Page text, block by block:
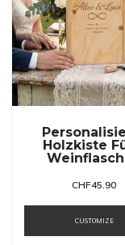
Holzkiste
CHF45.90
CUSTOMIZE